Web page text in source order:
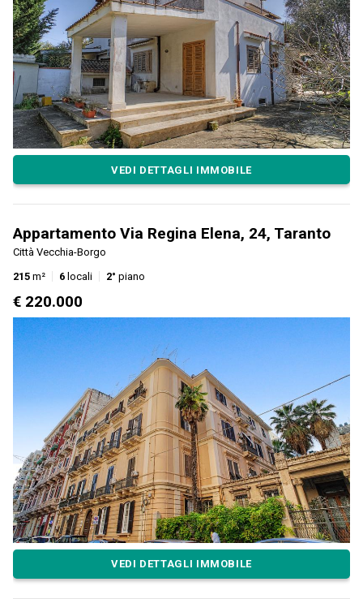
VEDI DETTAGLI IMMOBILE
Appartamento Via Regina Elena, 24, Taranto
Città Vecchia-Borgo
215 m² 6 locali 2° piano
€ 220.000
VEDI DETTAGLI IMMOBILE